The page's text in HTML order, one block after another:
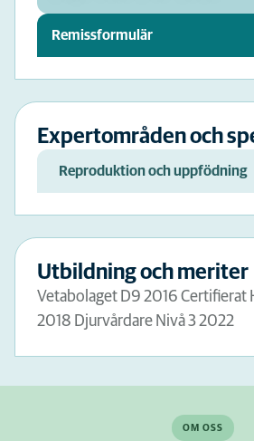
Remissformulär
Expertområden och
Reproduktion och uppfödning
Utbildning och meriter
Vetabolaget D9 2016 Certifierat
2018 Djurvårdare Nivå 3 2022
OM OSS